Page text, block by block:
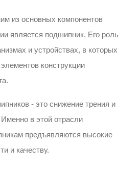
из основных компонентов
является подшипник. Его роль
и устройствах, в которых
конструкции
- это снижение трения и
в этой отрасли
предъявляются высокие
и качеству.